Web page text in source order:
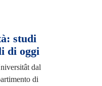
studi
di oggi
dal
di